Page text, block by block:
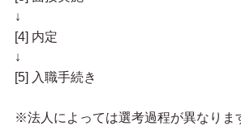
↓
[4] 内定
↓
[5] 入職手続き
※法人によっては選考過程が異なりま